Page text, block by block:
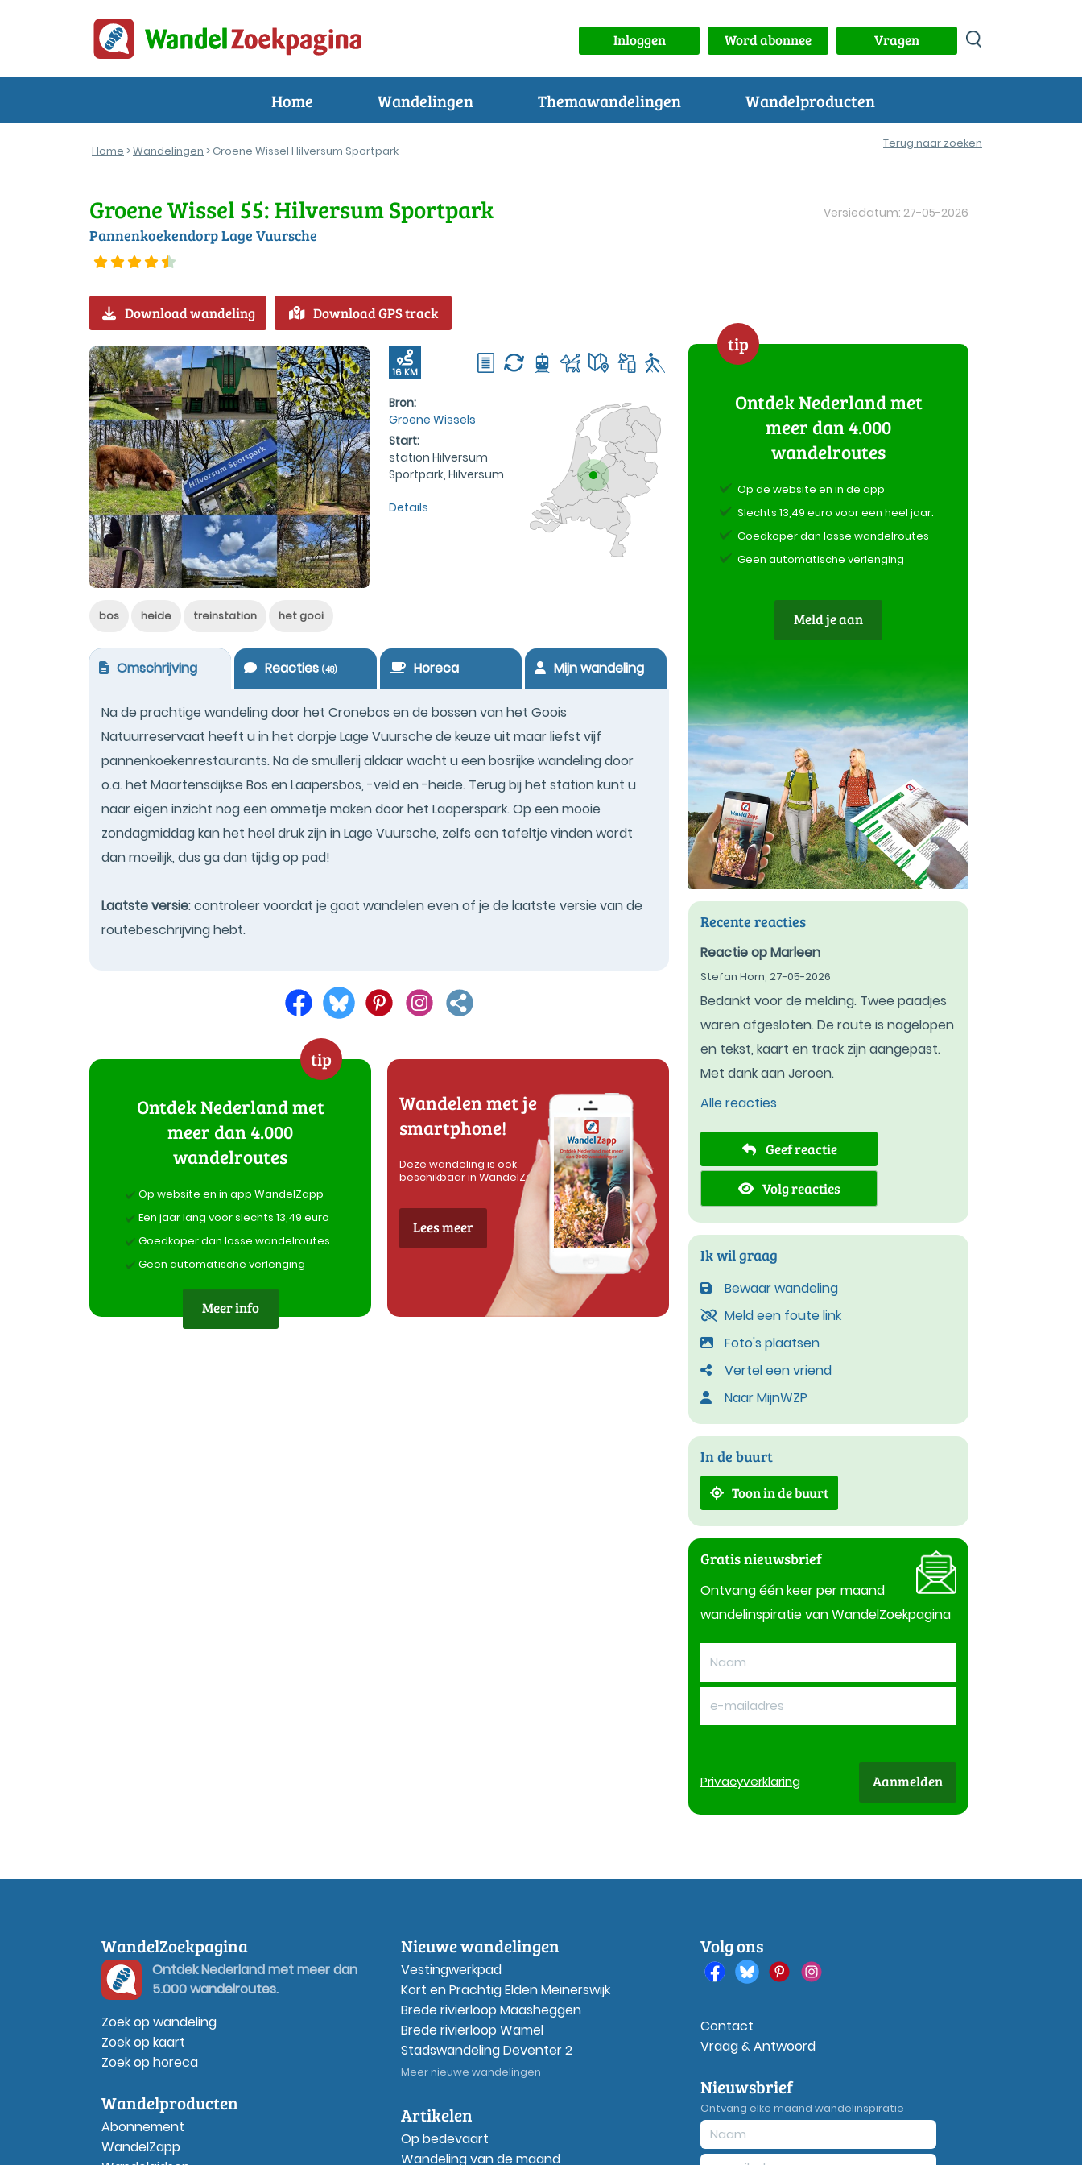
Inloggen Word abonnee Vragen
Home Wandelingen Themawandelingen Wandelproducten
Home >Wandelingen > Groene Wissel Hilversum Sportpark
Terug naar zoeken
Groene Wissel 55: Hilversum Sportpark
Pannenkoekendorp Lage Vuursche
Versiedatum: 27-05-2026
Download wandeling Download GPS track
16 KM
Bron:
Groene Wissels
Start:
station Hilversum
Sportpark, Hilversum
Details
bos heide treinstation het gooi
Omschrijving Reacties(48) Horeca Mijn wandeling
Na de prachtige wandeling door het Cronebos en de bossen van het Goois
Natuurreservaat heeft u in het dorpje Lage Vuursche de keuze uit maar liefst vijf
pannenkoekenrestaurants. Na de smullerij aldaar wacht u een bosrijke wandeling door
o.a. het Maartensdijkse Bos en Laapersbos, -veld en -heide. Terug bij het station kunt u
naar eigen inzicht nog een ommetje maken door het Laaperspark. Op een mooie
zondagmiddag kan het heel druk zijn in Lage Vuursche, zelfs een tafeltje vinden wordt
dan moeilijk, dus ga dan tijdig op pad!
Laatste versie: controleer voordat je gaat wandelen even of je de laatste versie van de
routebeschrijving hebt.
tip
Ontdek Nederland met
meer dan 4.000
wandelroutes
Op website en in app WandelZapp
Een jaar lang voor slechts 13,49 euro
Goedkoper dan losse wandelroutes
Geen automatische verlenging
Meer info
Wandelen met je
smartphone!
Deze wandeling is ook
beschikbaar in WandelZapp
Lees meer
tip
Ontdek Nederland met
meer dan 4.000
wandelroutes
Op de website en in de app
Slechts 13,49 euro voor een heel jaar.
Goedkoper dan losse wandelroutes
Geen automatische verlenging
Meld je aan
Recente reacties
Reactie op Marleen
Stefan Horn, 27-05-2026
Bedankt voor de melding. Twee paadjes
waren afgesloten. De route is nagelopen
en tekst, kaart en track zijn aangepast.
Met dank aan Jeroen.
Alle reacties
Geef reactie
Volg reacties
Ik wil graag
Bewaar wandeling
Meld een foute link
Foto's plaatsen
Vertel een vriend
Naar MijnWZP
In de buurt
Toon in de buurt
Gratis nieuwsbrief
Ontvang één keer per maand
wandelinspiratie van WandelZoekpagina
Privacyverklaring Aanmelden
WandelZoekpagina
Ontdek Nederland met meer dan
5.000 wandelroutes.
Zoek op wandeling
Zoek op kaart
Zoek op horeca
Wandelproducten
Abonnement
WandelZapp
Nieuwe wandelingen
Vestingwerkpad
Kort en Prachtig Elden Meinerswijk
Brede rivierloop Maasheggen
Brede rivierloop Wamel
Stadswandeling Deventer 2
Meer nieuwe wandelingen
Artikelen
Op bedevaart
Wandeling van de maand
Volg ons
Contact
Vraag & Antwoord
Nieuwsbrief
Ontvang elke maand wandelinspiratie